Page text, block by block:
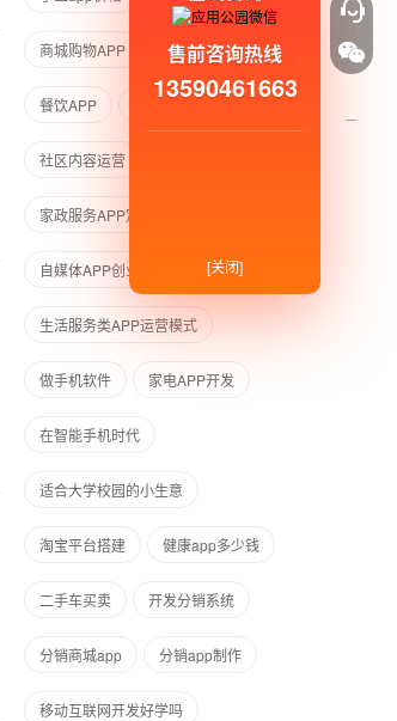
商城购物APP APP项目加盟
餐饮APP 开发商城APP好处
社区内容运营
家政服务APP定制开发
自媒体APP创业
生活服务类APP运营模式
做手机软件 家电APP开发
在智能手机时代
适合大学校园的小生意
淘宝平台搭建 健康app多少钱
二手车买卖 开发分销系统
分销商城app 分销app制作
移动互联网开发好学吗
售前咨询热线
13590461663
[关闭]